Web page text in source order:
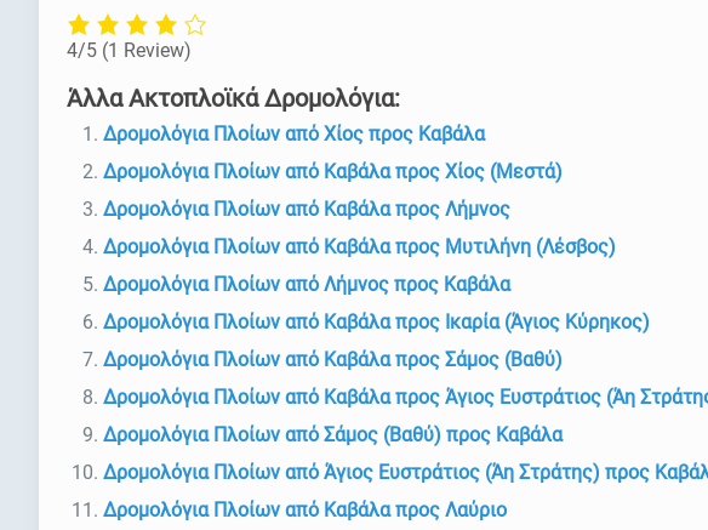
4/5 (1 Review)
Άλλα Ακτοπλοϊκά Δρομολόγια:
Δρομολόγια Πλοίων από Χίος προς Καβάλα
Δρομολόγια Πλοίων από Καβάλα προς Χίος (Μεστά)
Δρομολόγια Πλοίων από Καβάλα προς Λήμνος
Δρομολόγια Πλοίων από Καβάλα προς Μυτιλήνη (Λέσβος)
Δρομολόγια Πλοίων από Λήμνος προς Καβάλα
Δρομολόγια Πλοίων από Καβάλα προς Ικαρία (Άγιος Κύρηκος)
Δρομολόγια Πλοίων από Καβάλα προς Σάμος (Βαθύ)
Δρομολόγια Πλοίων από Καβάλα προς Άγιος Ευστράτιος (Άη
Δρομολόγια Πλοίων από Σάμος (Βαθύ) προς Καβάλα
Δρομολόγια Πλοίων από Άγιος Ευστράτιος (Άη Στράτης) προς
Δρομολόγια Πλοίων από Καβάλα προς Λαύριο